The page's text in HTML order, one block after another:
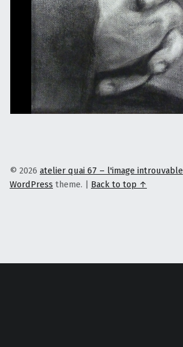
© 2026 atelier quai 67 – l'image introuvable
WordPress theme. | Back to top ↑